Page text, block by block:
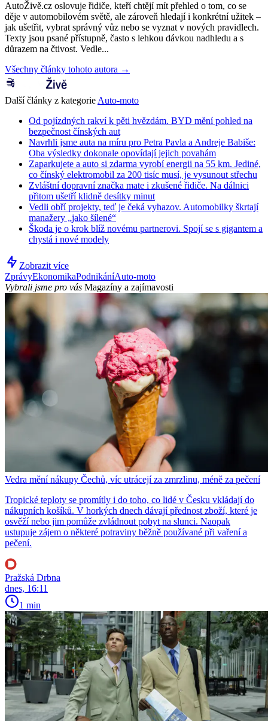
AutoŽivě.cz oslovuje řidiče, kteří chtějí mít přehled o tom, co se
děje v automobilovém světě, ale zároveň hledají i konkrétní užitek –
jak ušetřit, vybrat správný vůz nebo se vyznat v nových pravidlech.
Texty jsou psané přístupně, často s lehkou dávkou nadhledu a s
důrazem na čtivost. Vedle...
Všechny články tohoto autora →
Další články z kategorieAuto-moto
Od pojízdných rakví k pěti hvězdám. BYD mění pohled na
bezpečnost čínských aut
Navrhli jsme auta na míru pro Petra Pavla a Andreje Babiše:
Oba výsledky dokonale opovídají jejich povahám
Zaparkujete a auto si zdarma vyrobí energii na 55 km. Jediné,
co čínský elektromobil za 200 tisíc musí, je vysunout střechu
Zvláštní dopravní značka mate i zkušené řidiče. Na dálnici
přitom ušetří klidně desítky minut
Vedli obří projekty, teď je čeká vyhazov. Automobilky škrtají
manažery „jako šílené“
Škoda je o krok blíž novému partnerovi. Spojí se s gigantem a
chystá i nové modely
Zobrazit více
ZprávyEkonomikaPodnikáníAuto-moto
Vybrali jsme pro vás Magazíny a zajímavosti
Vedra mění nákupy Čechů, víc utrácejí za zmrzlinu, méně za pečení
Tropické teploty se promítly i do toho, co lidé v Česku vkládají do
nákupních košíků. V horkých dnech dávají přednost zboží, které je
osvěží nebo jim pomůže zvládnout pobyt na slunci. Naopak
ustupuje zájem o některé potraviny běžně používané při vaření a
pečení.
Pražská Drbna
dnes, 16:11
1 min